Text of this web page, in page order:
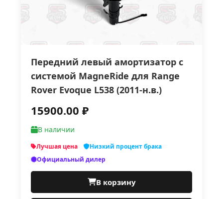
Передний левый амортизатор с
системой MagneRide для Range
Rover Evoque L538 (2011-н.в.)
15900.00 ₽
В наличии
Лучшая цена
Низкий процент брака
Официальный дилер
В корзину